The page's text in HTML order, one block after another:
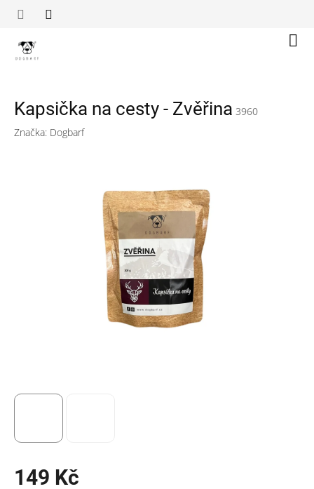
Kapsička na cesty - Zvěřina 3960
Značka: Dogbarf
149 Kč